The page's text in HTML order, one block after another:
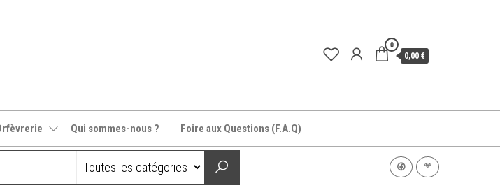
0
0,00 €
Qui sommes-nous ? Foire aux Questions (F.A.Q)